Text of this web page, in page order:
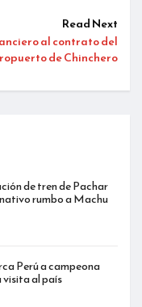
Read Next
al contrato del
de Chinchero
de tren de Pachar
rumbo a Machu
Perú a campeona
visita al país